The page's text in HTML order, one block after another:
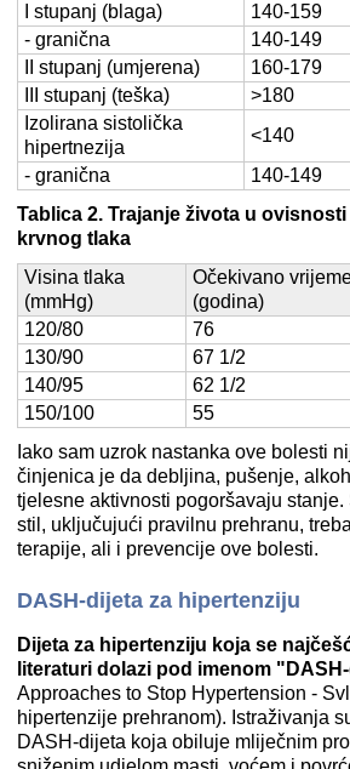
I stupanj (blaga)
140-159
- granična
140-149
II stupanj (umjerena)
160-179
III stupanj (teška)
>180
Izolirana sistolička
hipertnezija
<140
- granična
140-149
Tablica 2. Trajanje života u
krvnog tlaka
Visina tlaka
(mmHg)
Očekivano
(godina)
120/80
76
130/90
67 1/2
140/95
62 1/2
150/100
55
Iako sam uzrok nastanka ove bolesti
činjenica je da debljina, pušenje,
tjelesne aktivnosti pogoršavaju stanje.
stil, uključujući pravilnu prehranu,
terapije, ali i prevencije ove bolesti.
DASH-dijeta za hipertenziju
Dijeta za hipertenziju koja se
literaturi dolazi pod imenom
Approaches to Stop Hypertension -
hipertenzije prehranom). Istraživanja
DASH-dijeta koja obiluje mliječnim